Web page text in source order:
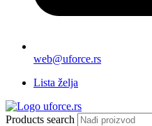
web@uforce.rs
Lista želja
Products search